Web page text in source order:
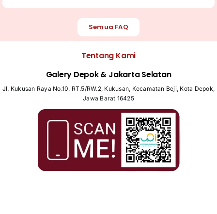
Semua FAQ
Tentang Kami
Galery Depok & Jakarta Selatan
Jl. Kukusan Raya No.10, RT.5/RW.2, Kukusan, Kecamatan Beji, Kota Depok,
Jawa Barat 16425